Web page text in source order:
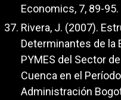
Economics, 7, 89-95.
Rivera, J. (2007).
Determinantes de la
PYMES del Sector
Cuenca en el
Administración